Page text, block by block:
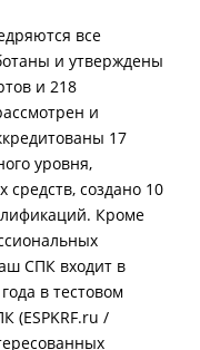
все
и утверждены
и 218
и
17
уровня,
создано 10
Кроме
СПК входит в
в тестовом
(ESPKRF.ru /